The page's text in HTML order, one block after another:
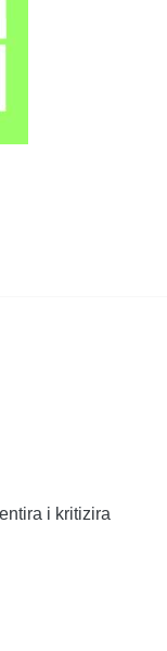
i kritizira